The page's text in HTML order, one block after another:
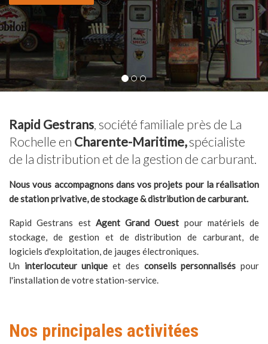
Rapid Gestrans, société familiale près de La
Rochelle en Charente-Maritime,spécialiste
de la distribution et de la gestion de carburant.
Nous vous accompagnons dans vos projets pour la réalisation
de station privative, de stockage & distribution de carburant.
Rapid Gestrans est Agent Grand Ouest pour matériels de
stockage, de gestion et de distribution de carburant, de
logiciels d'exploitation, de jauges électroniques.
Un interlocuteur unique et des conseils personnalisés pour
l'installation de votre station-service.
Nos principales activitées